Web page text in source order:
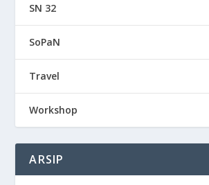
SN 32
SoPaN
Travel
Workshop
ARSIP